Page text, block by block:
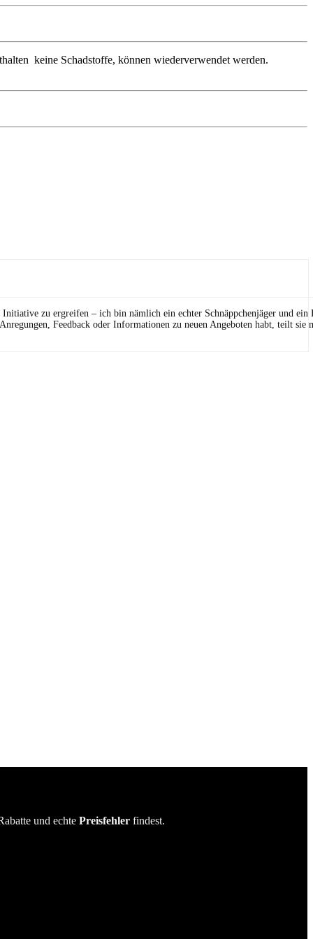
keine Schadstoffe, können wiederverwendet werden.
zu ergreifen – ich bin nämlich ein echter Schnäppchenjäger und ein
Feedback oder Informationen zu neuen Angeboten habt, teilt
und echte Preisfehler findest.